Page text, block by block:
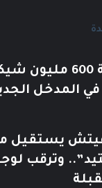
استثمار بقيمة 600
المدخل
يستقيل
وترقب